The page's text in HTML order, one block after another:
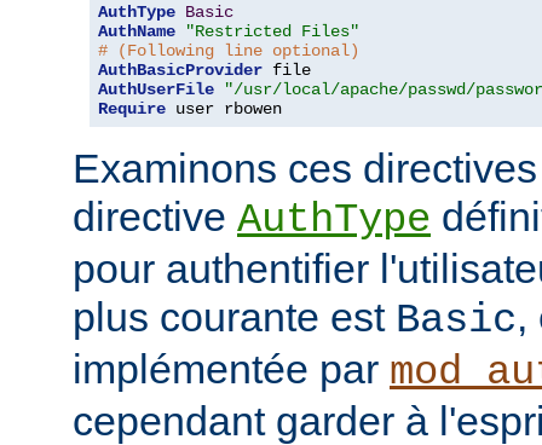
AuthType Basic
AuthName
"Restricted Files"
# (Following line optional)
AuthBasicProvider
AuthUserFile
"/usr/local/apache/passwd/
Require user rbowen
Examinons ces
directive AuthType
pour authentifier
plus courante est Basic,
implémentée par
cependant garder à